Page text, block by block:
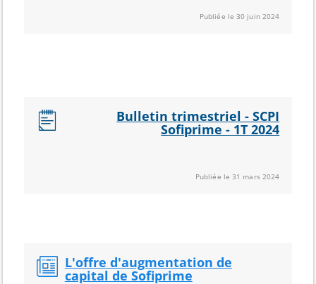
Publiée le 30 juin 2024
Bulletin trimestriel - SCPI
Sofiprime - 1T 2024
Publiée le 31 mars 2024
L'offre d'augmentation de
capital de Sofiprime